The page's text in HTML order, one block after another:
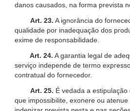
danos causados, na forma prevista
Art. 23. A ignorância do
qualidade por inadequação dos
exime de responsabilidade.
Art. 24. A garantia legal de
serviço independe de termo
contratual do fornecedor.
Art. 25. É vedada a
que impossibilite, exonere ou